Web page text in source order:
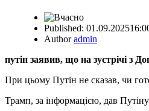
Published: 01.09.2025
Authoradmin
путін заявив, що на зустрічі з
При цьому Путін не сказав, чи
Трамп, за інформацією, дав